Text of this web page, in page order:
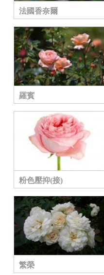
法國香奈爾
羅賓
粉色壓抑(接)
繁榮